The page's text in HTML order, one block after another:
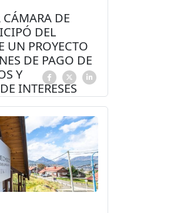
CÁMARA DE
DEL
UN PROYECTO
DE PAGO DE
Y
INTERESES